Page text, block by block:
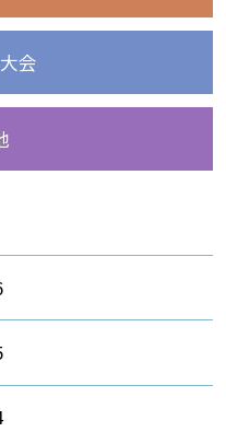
会